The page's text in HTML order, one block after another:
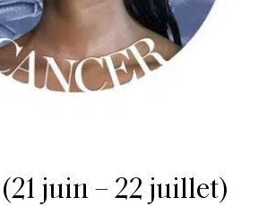
juin – 22 juillet)